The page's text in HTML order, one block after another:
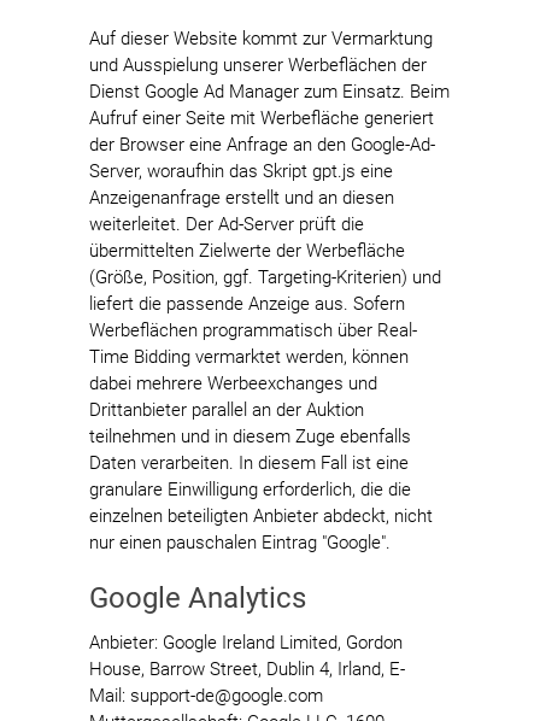
Auf dieser Website kommt zur Vermarktung
und Ausspielung unserer Werbeflächen der
Dienst Google Ad Manager zum Einsatz. Beim
Aufruf einer Seite mit Werbefläche generiert
der Browser eine Anfrage an den Google-Ad-
Server, woraufhin das Skript gpt.js eine
Anzeigenanfrage erstellt und an diesen
weiterleitet. Der Ad-Server prüft die
übermittelten Zielwerte der Werbefläche
(Größe, Position, ggf. Targeting-Kriterien) und
liefert die passende Anzeige aus. Sofern
Werbeflächen programmatisch über Real-
Time Bidding vermarktet werden, können
dabei mehrere Werbeexchanges und
Drittanbieter parallel an der Auktion
teilnehmen und in diesem Zuge ebenfalls
Daten verarbeiten. In diesem Fall ist eine
granulare Einwilligung erforderlich, die die
einzelnen beteiligten Anbieter abdeckt, nicht
nur einen pauschalen Eintrag "Google".
Google Analytics
Anbieter: Google Ireland Limited, Gordon
House, Barrow Street, Dublin 4, Irland, E-
Mail: support-de@google.com